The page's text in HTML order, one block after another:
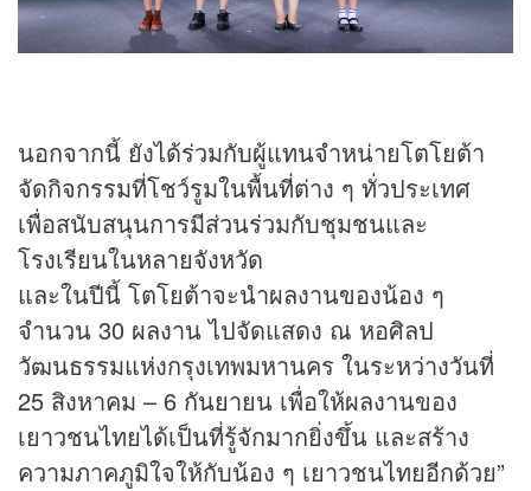
นอกจากนี้ ยังได้ร่วมกับผู้แทนจำหน่ายโตโยต้า
จัดกิจกรรมที่โชว์รูมในพื้นที่ต่าง ๆ ทั่วประเทศ
เพื่อสนับสนุนการมีส่วนร่วมกับชุมชนและ
โรงเรียนในหลายจังหวัด
และในปีนี้ โตโยต้าจะนำผลงานของน้อง ๆ
จำนวน 30 ผลงาน ไปจัดแสดง ณ หอศิลป
วัฒนธรรมแห่งกรุงเทพมหานคร ในระหว่างวันที่
25 สิงหาคม – 6 กันยายน เพื่อให้ผลงานของ
เยาวชนไทยได้เป็นที่รู้จักมากยิ่งขึ้น และสร้าง
ความภาคภูมิใจให้กับน้อง ๆ เยาวชนไทยอีกด้วย”